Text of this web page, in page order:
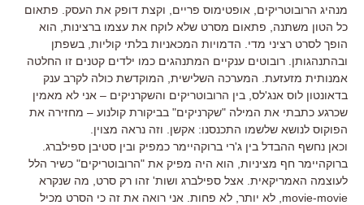
מנהיג הרובוטריקים, אופטימוס פריים, וקצת דופק את העסק. פתאום
כל הטון משתנה, פתאום מסרט שלא לוקח את עצמו ברצינות, הוא
הופך לסרט רציני מדי. הדמויות המכאניות בלתי קוליות, בשפתן
ובהתנהגותן. רובוטים ענקיים המתנהגים כמו ילדים קטנים זו החלטה
אמנותית מזעזעת. המערכה השלישית, המוקדשת כולה לקרב ענק
בדאונטון לוס אנג'לס, בין הרובוטריקים והשקרניקים – אני לא מאמין
שכרגע כתבתי את המילה "שקרניקים" בביקורת קולנוע – מחזירה את
הפוקוס לנושא שלשמו התכנסנו: אקשן. וזה נראה מצוין.
וכאן נחשף ההבדל בין ג'רי ברוקהיימר כמפיק ובין סטיבן ספילברג.
ברוקהיימר חף מציניות, הוא היה מפיק את "הרובוטריקים" כשיר הלל
לעוצמה האמריקאית. אצל ספילברג ושות' זהו רק סרט, מה שנקרא
movie-movie, לא יותר, לא פחות. אני רואה את זה כי הסרט מכיל